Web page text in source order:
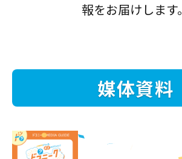
報をお届けします。
媒体資料